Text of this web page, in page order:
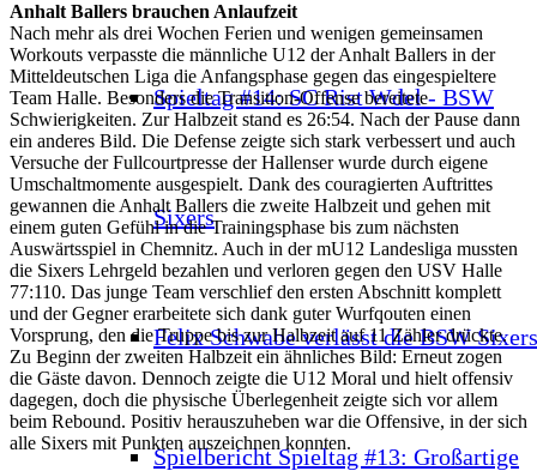
Spieltag #14: SC Rist Wdel - BSW
Sixers
Felix Schwabe verlässt die BSW Sixers
Spielbericht Spieltag #13: Großartige
Anhalt Ballers brauchen Anlaufzeit
Nach mehr als drei Wochen Ferien und wenigen gemeinsamen
Workouts verpasste die männliche U12 der Anhalt Ballers in der
Mitteldeutschen Liga die Anfangsphase gegen das eingespieltere
Team Halle. Besonders die Transition-Offense bereitete
Schwierigkeiten. Zur Halbzeit stand es 26:54. Nach der Pause dann
ein anderes Bild. Die Defense zeigte sich stark verbessert und auch
Versuche der Fullcourtpresse der Hallenser wurde durch eigene
Umschaltmomente ausgespielt. Dank des couragierten Auftrittes
gewannen die Anhalt Ballers die zweite Halbzeit und gehen mit
einem guten Gefühl in die Trainingsphase bis zum nächsten
Auswärtsspiel in Chemnitz. Auch in der mU12 Landesliga mussten
die Sixers Lehrgeld bezahlen und verloren gegen den USV Halle
77:110. Das junge Team verschlief den ersten Abschnitt komplett
und der Gegner erarbeitete sich dank guter Wurfqouten einen
Vorsprung, den die Truppe bis zur Halbzeit auf 11 Zähler drückte.
Zu Beginn der zweiten Halbzeit ein ähnliches Bild: Erneut zogen
die Gäste davon. Dennoch zeigte die U12 Moral und hielt offensiv
dagegen, doch die physische Überlegenheit zeigte sich vor allem
beim Rebound. Positiv herauszuheben war die Offensive, in der sich
alle Sixers mit Punkten auszeichnen konnten.